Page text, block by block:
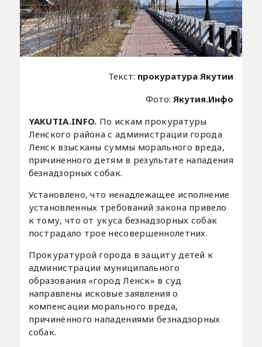
Текст: прокуратура Якутии
Фото:Якутия.Инфо
YAKUTIA.INFO. По искам прокуратуры
Ленского района с администрации города
Ленск взысканы суммы морального вреда,
причиненного детям в результате нападения
безнадзорных собак.
Установлено, что ненадлежащее исполнение
установленных требований закона привело
к тому, что от укуса безнадзорных собак
пострадало трое несовершеннолетних.
Прокуратурой города в защиту детей к
администрации муниципального
образования «город Ленск» в суд
направлены исковые заявления о
компенсации морального вреда,
причинённого нападениями безнадзорных
собак.